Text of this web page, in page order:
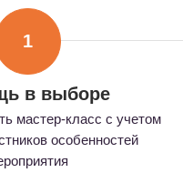
в выборе
мастер-класс с учетом
особенностей
1